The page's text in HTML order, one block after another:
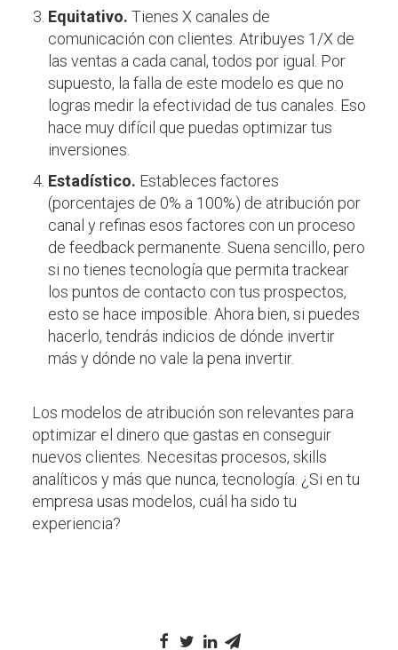
Equitativo. Tienes X canales de
comunicación con clientes. Atribuyes 1/X de
las ventas a cada canal, todos por igual. Por
supuesto, la falla de este modelo es que no
logras medir la efectividad de tus canales. Eso
hace muy difícil que puedas optimizar tus
inversiones.
Estadístico. Estableces factores
(porcentajes de 0% a 100%) de atribución por
canal y refinas esos factores con un proceso
de feedback permanente. Suena sencillo, pero
si no tienes tecnología que permita trackear
los puntos de contacto con tus prospectos,
esto se hace imposible. Ahora bien, si puedes
hacerlo, tendrás indicios de dónde invertir
más y dónde no vale la pena invertir.
Los modelos de atribución son relevantes para
optimizar el dinero que gastas en conseguir
nuevos clientes. Necesitas procesos, skills
analíticos y más que nunca, tecnología. ¿Si en tu
empresa usas modelos, cuál ha sido tu
experiencia?